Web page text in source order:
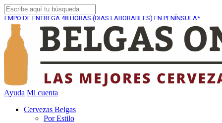
ENTREGA48 HORAS (DIAS LABORABLES) EN PENÍNSULA*
Ayuda Mi cuenta
Cervezas Belgas
Por Estilo